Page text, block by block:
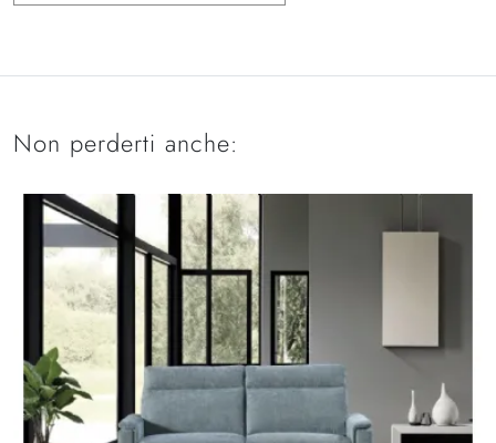
Non perderti anche: